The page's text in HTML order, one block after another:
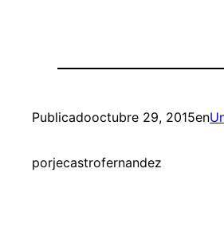
Publicadooctubre 29, 2015en
porjecastrofernandez